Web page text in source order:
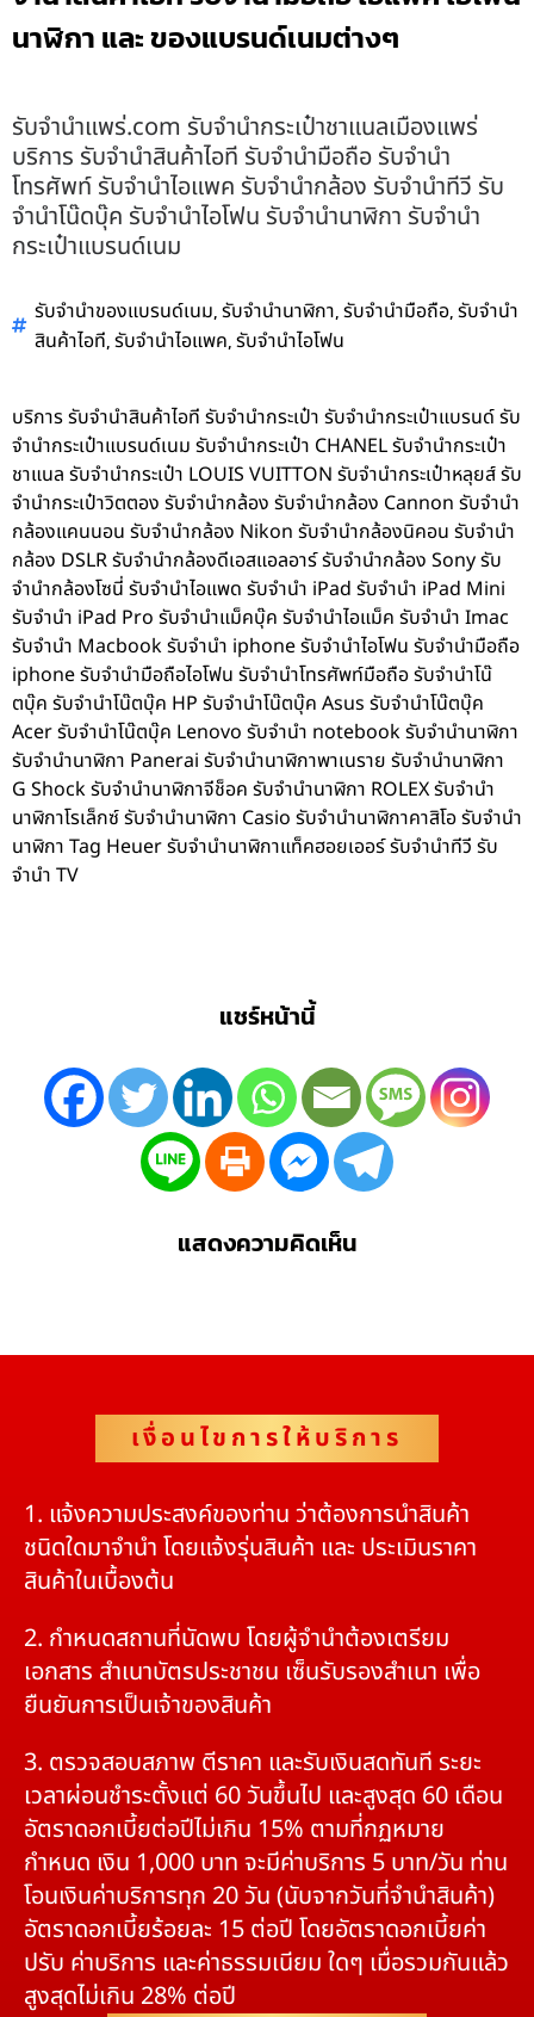
นาฬิกา และ ของแบรนด์เนมต่างๆ
รับจํานําแพร่.com รับจำนำกระเป๋าชาแนลเมืองแพร่
บริการ รับจำนำสินค้าไอที รับจำนำมือถือ รับจำนำ
โทรศัพท์ รับจำนำไอแพค รับจำนำกล้อง รับจำนำทีวี รับ
จำนำโน๊ดบุ๊ค รับจำนำไอโฟน รับจำนำนาฬิกา รับจำนำ
กระเป๋าแบรนด์เนม
รับจำนำของแบรนด์เนม,รับจำนำนาฬิกา,รับจำนำมือถือ,รับจำนำ
สินค้าไอที,รับจำนำไอแพค,รับจำนำไอโฟน
บริการ รับจำนำสินค้าไอที รับจำนำกระเป๋า รับจำนำกระเป๋าแบรนด์ รับ
จำนำกระเป๋าแบรนด์เนม รับจำนำกระเป๋า CHANEL รับจำนำกระเป๋า
ชาแนล รับจำนำกระเป๋า LOUIS VUITTON รับจำนำกระเป๋าหลุยส์ รับ
จำนำกระเป๋าวิตตอง รับจำนำกล้อง รับจำนำกล้อง Cannon รับจำนำ
กล้องแคนนอน รับจำนำกล้อง Nikon รับจำนำกล้องนิคอน รับจำนำ
กล้อง DSLR รับจำนำกล้องดีเอสแอลอาร์ รับจำนำกล้อง Sony รับ
จำนำกล้องโซนี่ รับจำนำไอแพด รับจำนำ iPad รับจำนำ iPad Mini
รับจำนำ iPad Pro รับจำนำแม็คบุ๊ค รับจำนำไอแม็ค รับจำนำ Imac
รับจำนำ Macbook รับจำนำ iphone รับจำนำไอโฟน รับจำนำมือถือ
iphone รับจำนำมือถือไอโฟน รับจำนำโทรศัพท์มือถือ รับจำนำโน๊
ตบุ๊ค รับจำนำโน๊ตบุ๊ค HP รับจำนำโน๊ตบุ๊ค Asus รับจำนำโน๊ตบุ๊ค
Acer รับจำนำโน๊ตบุ๊ค Lenovo รับจำนำ notebook รับจำนำนาฬิกา
รับจำนำนาฬิกา Panerai รับจำนำนาฬิกาพาเนราย รับจำนำนาฬิกา
G Shock รับจำนำนาฬิกาจีช็อค รับจำนำนาฬิกา ROLEX รับจำนำ
นาฬิกาโรเล็กซ์ รับจำนำนาฬิกา Casio รับจำนำนาฬิกาคาสิโอ รับจำนำ
นาฬิกา Tag Heuer รับจำนำนาฬิกาแท็คฮอยเออร์ รับจำนำทีวี รับ
จำนำ TV
แชร์หน้านี้
แสดงความคิดเห็น
เงื่อนไขการให้บริการ
1. แจ้งความประสงค์ของท่าน ว่าต้องการนำสินค้า
ชนิดใดมาจำนำ โดยแจ้งรุ่นสินค้า และ ประเมินราคา
สินค้าในเบื้องต้น
2. กำหนดสถานที่นัดพบ โดยผู้จำนำต้องเตรียม
เอกสาร สำเนาบัตรประชาชน เซ็นรับรองสำเนา เพื่อ
ยืนยันการเป็นเจ้าของสินค้า
3. ตรวจสอบสภาพ ตีราคา และรับเงินสดทันที ระยะ
เวลาผ่อนชำระตั้งแต่ 60 วันขึ้นไป และสูงสุด 60 เดือน
อัตราดอกเบี้ยต่อปีไม่เกิน 15% ตามที่กฏหมาย
กำหนด เงิน 1,000 บาท จะมีค่าบริการ 5 บาท/วัน ท่าน
โอนเงินค่าบริการทุก 20 วัน (นับจากวันที่จำนำสินค้า)
อัตราดอกเบี้ยร้อยละ 15 ต่อปี โดยอัตราดอกเบี้ยค่า
ปรับ ค่าบริการ และค่าธรรมเนียม ใดๆ เมื่อรวมกันแล้ว
สูงสุดไม่เกิน 28% ต่อปี